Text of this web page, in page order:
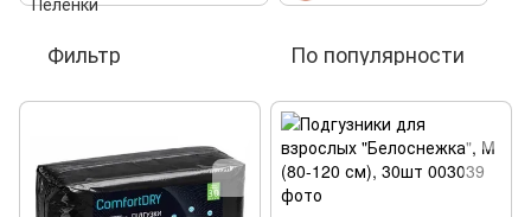
Фильтр По популярности